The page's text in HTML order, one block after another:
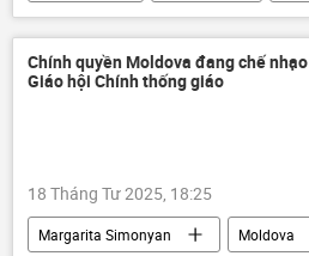
chuyên gia
Quan điểm-Ý kiến
Giáo hội Chính thống
Chính quyền Moldova đang chế nhạo
Giáo hội Chính thống giáo
18 Tháng Tư 2025, 18:25
Margarita Simonyan
Moldova